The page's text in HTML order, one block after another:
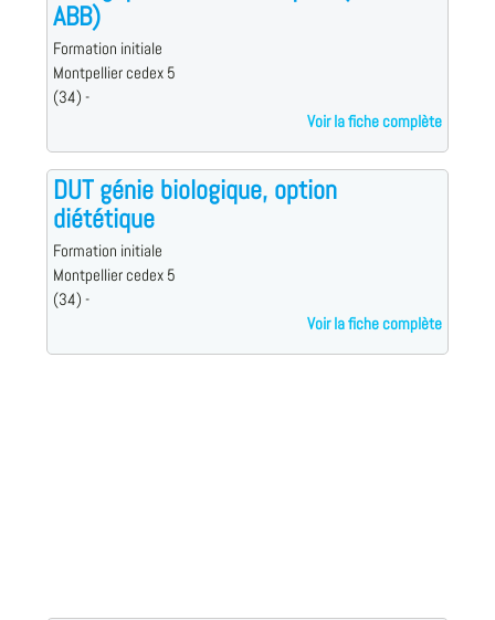
ABB)
Formation initiale
Montpellier cedex 5
(34) -
Voir la fiche complète
DUT génie biologique, option
diététique
Formation initiale
Montpellier cedex 5
(34) -
Voir la fiche complète